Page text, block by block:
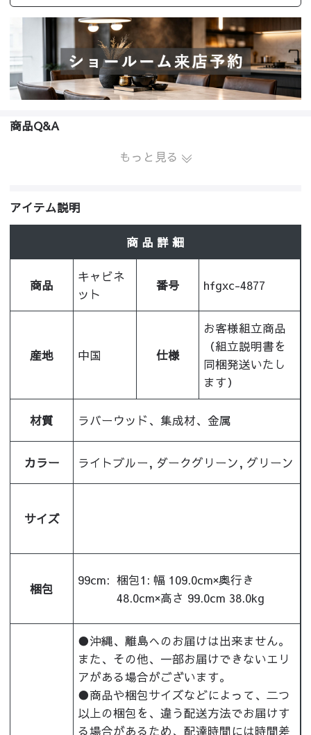
商品Q&A
もっと見る
アイテム説明
商 品 詳 細
商品
キャビネ
ット
番号 hfgxc-4877
産地 中国 仕様
お客様組立商品
（組立説明書を
同梱発送いたし
ます）
材質 ラバーウッド、集成材、金属
カラー ライトブルー, ダークグリーン, グリーン
サイズ
梱包
99cm: 梱包1: 幅 109.0cm×奥行き
48.0cm×高さ 99.0cm 38.0kg
●沖縄、離島へのお届けは出来ません。
また、その他、一部お届けできないエリ
アがある場合がございます。
●商品や梱包サイズなどによって、二つ
以上の梱包を、違う配送方法でお届けす
る場合があるため、配達時間には時間差